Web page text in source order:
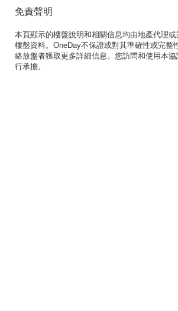
免責聲明
本頁顯示的樓盤說明和相關信息均由地產代理
樓盤資料。OneDay不保證或對其準確性或完整
絡放盤者獲取更多詳細信息。您訪問和使用本
行承擔。